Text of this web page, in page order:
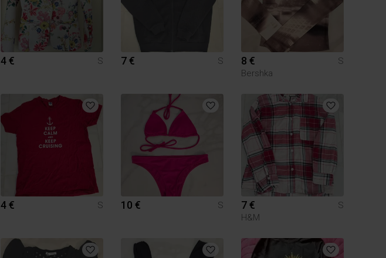
4 € S 7 € S 8 €
S
Bershka
4 € S 10 € S 7 €
S
H&M